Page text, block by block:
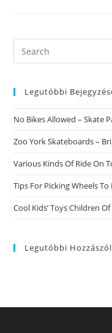
Search
this
Legutóbbi
No Bikes Allowed – Skate
Zoo York Skateboards –
Various Kinds Of Ride On
Tips For Picking Wheels
Cool Kids’ Toys Children
Legutóbbi